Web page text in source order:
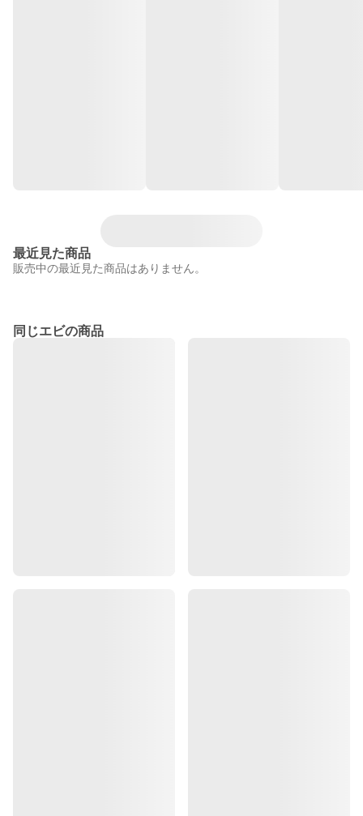
最近見た商品
販売中の最近見た商品はありません。
同じエビの商品